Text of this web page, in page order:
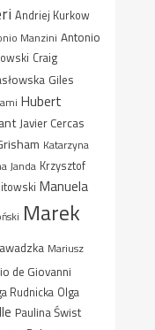
Andriej Kurkow
Manzini Antonio
Craig
Giles
Hubert
Javier Cercas
Katarzyna
Janda Krzysztof
Manuela
Marek
Mariusz
de Giovanni
Rudnicka Olga
Paulina Świst